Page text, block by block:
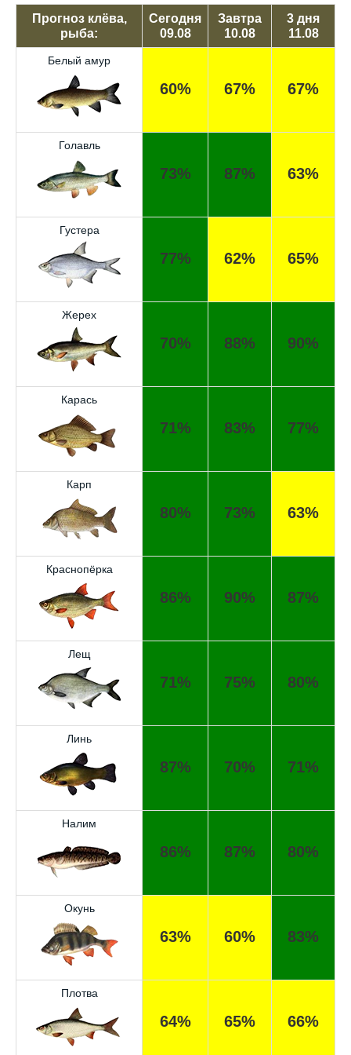
Прогноз клёва,
рыба:
Сегодня
09.08
Завтра
10.08
3 дня
11.08
Белый амур
60% 67% 67%
Голавль
73% 87% 63%
Густера
77% 62% 65%
Жерех
70% 88% 90%
Карась
71% 83% 77%
Карп
80% 73% 63%
Краснопёрка
86% 90% 87%
Лещ
71% 75% 80%
Линь
87% 70% 71%
Налим
86% 87% 80%
Окунь
63% 60% 83%
Плотва
64% 65% 66%
Отличный прогноз клёва! Сегодня поймал
щуку весом 5 кг.
Спасибо за прогноз, сегодня уловил карпа
и окуня!
Прогноз оказался точным, поймал много
налима на реке.